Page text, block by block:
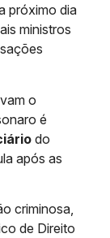
próximo dia
ministros
o
é
do
após as
criminosa,
de Direito